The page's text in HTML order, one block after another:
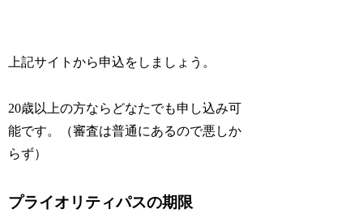
上記サイトから申込をしましょう。
20歳以上の方ならどなたでも申し込み可
能です。（審査は普通にあるので悪しか
らず）
プライオリティパスの期限